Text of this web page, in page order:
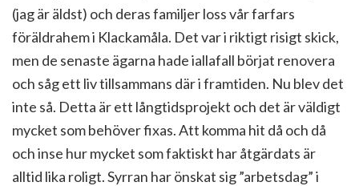
(jag är äldst) och deras familjer loss vår farfars
föräldrahem i Klackamåla. Det var i riktigt risigt skick,
men de senaste ägarna hade iallafall börjat renovera
och såg ett liv tillsammans där i framtiden. Nu blev det
inte så. Detta är ett långtidsprojekt och det är väldigt
mycket som behöver fixas. Att komma hit då och då
och inse hur mycket som faktiskt har åtgärdats är
alltid lika roligt. Syrran har önskat sig ”arbetsdag” i